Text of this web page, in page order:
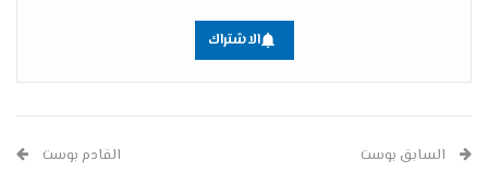
الاشتراك
السابق بوست القادم بوست